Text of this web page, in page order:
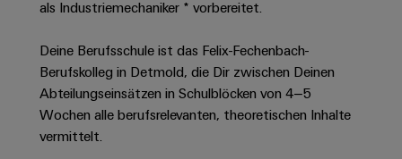
Verbindungslösungen
Geräte
Konventionelle
Energieerzeugung
Zukunftssicherheit
für
Systeme
Lösungen
Dezentrale
Automatisierung
Blitz-
und
Überspannungsschutz
PV
Umweltbezogene
Produktkonformität
Engineering
Daten
Pressekontakt
Unsere
Ausbildungs-
und
Studienplätze
als Industriemechaniker * vorbereitet.
Deine Berufsschule ist das Felix-Fechenbach-
Berufskolleg in Detmold, die Dir zwischen Deinen
Abteilungseinsätzen in Schulblöcken von 4–5
Wochen alle berufsrelevanten, theoretischen Inhalte
vermittelt.